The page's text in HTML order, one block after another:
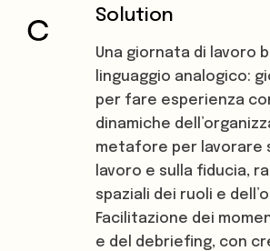
Solution
Una giornata di lavoro
linguaggio analogico:
per fare esperienza
dinamiche
metafore per lavorare
lavoro e sulla fiducia,
spaziali dei ruoli e
Facilitazione dei
e del debriefing, con